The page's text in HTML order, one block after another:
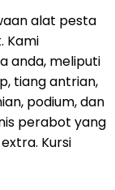
alat pesta
Kami
anda, meliputi
tiang antrian,
podium, dan
perabot yang
Kursi